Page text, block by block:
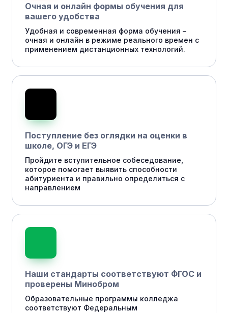
Очная и онлайн формы обучения для
вашего удобства
Удобная и современная форма обучения –
очная и онлайн в режиме реального времен с
применением дистанционных технологий.
Поступление без оглядки на оценки в
школе, ОГЭ и ЕГЭ
Пройдите вступительное собеседование,
которое помогает выявить способности
абитуриента и правильно определиться с
направлением
Наши стандарты соответствуют ФГОС и
проверены Минобром
Образовательные программы колледжа
соответствуют Федеральным